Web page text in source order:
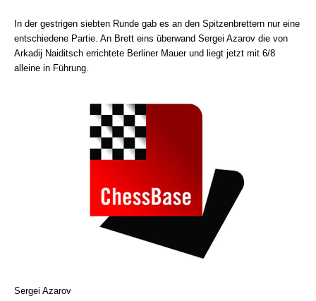
In der gestrigen siebten Runde gab es an den Spitzenbrettern nur eine
entschiedene Partie. An Brett eins überwand Sergei Azarov die von
Arkadij Naiditsch errichtete Berliner Mauer und liegt jetzt mit 6/8
alleine in Führung.
Sergei Azarov